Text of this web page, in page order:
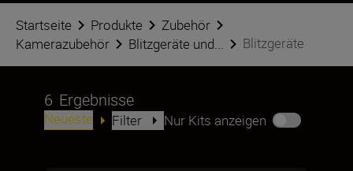
Startseite Produkte
Zubehör
Kamerazubehör
Blitzgeräte und... Blitzgeräte
6 Ergebnisse
Neueste Filter Nur Kits anzeigen